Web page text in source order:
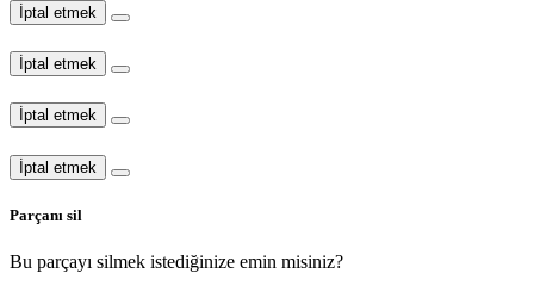
İptal etmek
İptal etmek
İptal etmek
İptal etmek
Parçanı sil
Bu parçayı silmek istediğinize emin misiniz?